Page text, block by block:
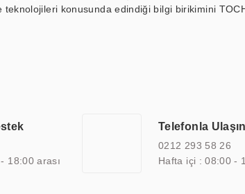
konusunda edindiği bilgi birikimini
ve sertifikalara sahip olup, etik değerlere bağlı
öne çıkmasına ve sürekli gelişimine katkı
18:00 arası
Telefonla Ulaşın
0212 293 58 26
Hafta içi : 08:00 -